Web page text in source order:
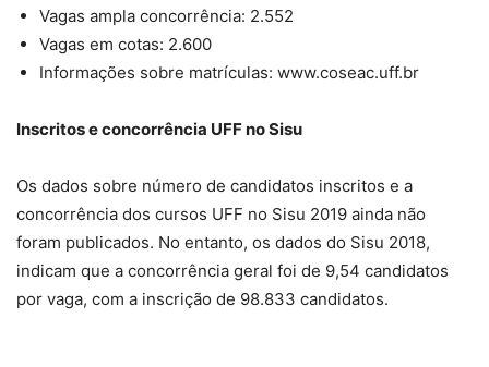
Vagas ampla concorrência: 2.552
Vagas em cotas: 2.600
Informações sobre matrículas: www.coseac.uff.br
Inscritos e concorrência UFF no Sisu
Os dados sobre número de candidatos inscritos e a
concorrência dos cursos UFF no Sisu 2019 ainda não
foram publicados. No entanto, os dados do Sisu 2018,
indicam que a concorrência geral foi de 9,54 candidatos
por vaga, com a inscrição de 98.833 candidatos.